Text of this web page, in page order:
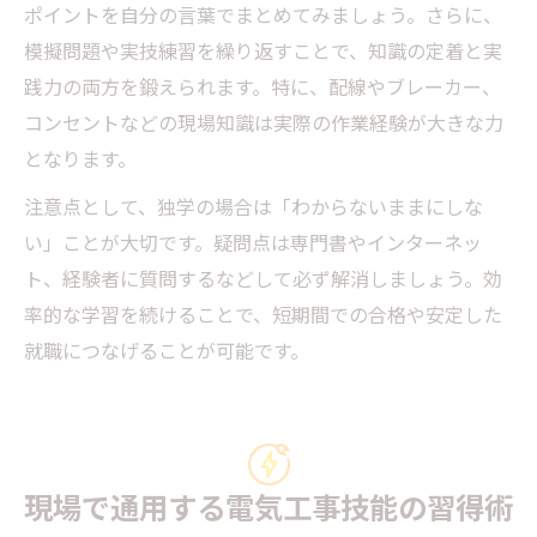
ポイントを自分の言葉でまとめてみましょう。さらに、
模擬問題や実技練習を繰り返すことで、知識の定着と実
践力の両方を鍛えられます。特に、配線やブレーカー、
コンセントなどの現場知識は実際の作業経験が大きな力
となります。
注意点として、独学の場合は「わからないままにしな
い」ことが大切です。疑問点は専門書やインターネッ
ト、経験者に質問するなどして必ず解消しましょう。効
率的な学習を続けることで、短期間での合格や安定した
就職につなげることが可能です。
現場で通用する電気工事技能の習得術